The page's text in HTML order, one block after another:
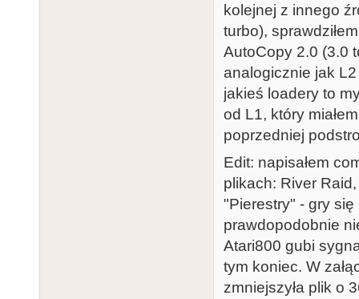
kolejnej z innego
turbo),
AutoCopy 2.0 (3.0
analogicznie jak
jakieś loadery to
od L1, który
poprzedniej
Edit: napisałem
plikach: River
"Pierestry" - gry
prawdopodobnie
Atari800 gubi
tym koniec. W
zmniejszyła plik o